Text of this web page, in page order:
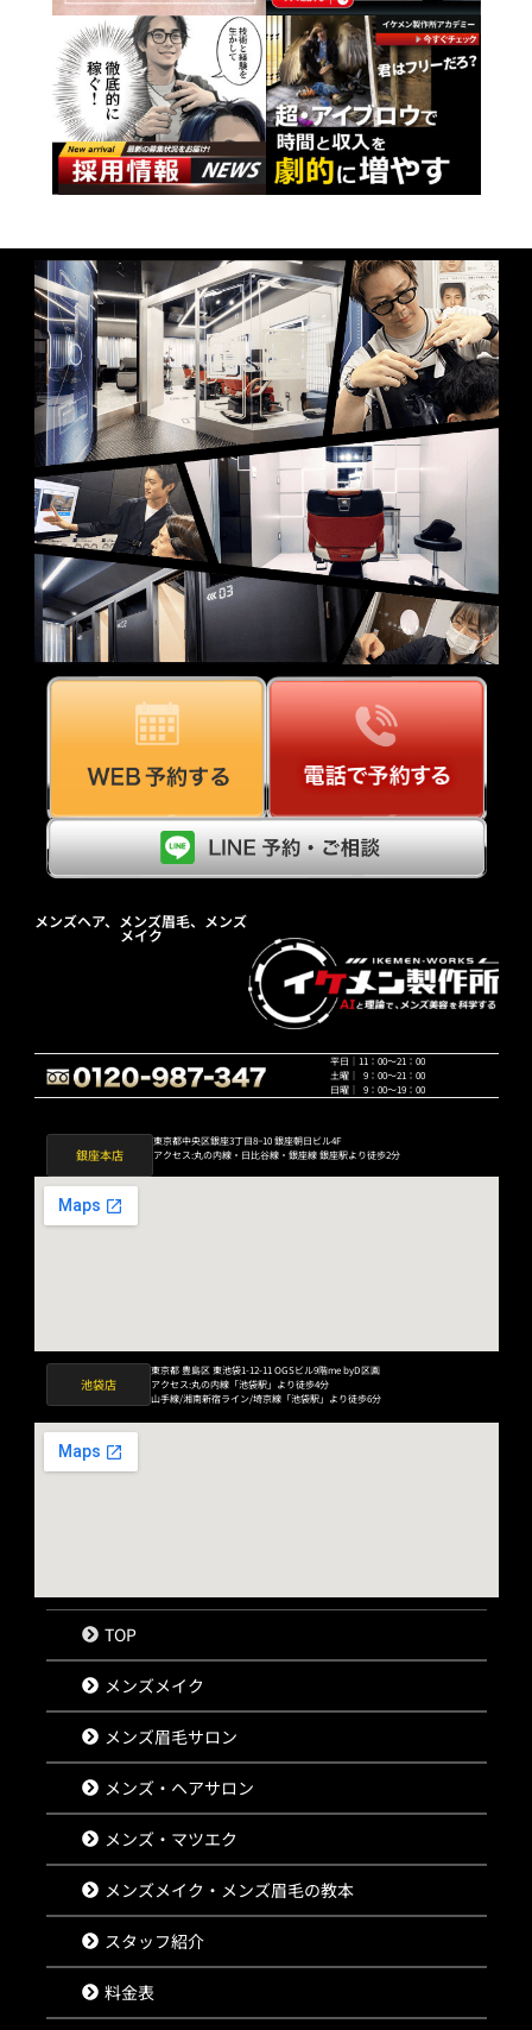
メンズヘア、メンズ眉毛、メンズ
メイク
平日｜11：00〜21：00
土曜｜ 9：00〜21：00
日曜｜ 9：00〜19：00
銀座本店
東京都中央区銀座3丁目8−10 銀座朝日ビル4F
アクセス:丸の内線・日比谷線・銀座線 銀座駅より徒歩2分
池袋店
東京都 豊島区 東池袋1-12-11 OGSビル9階me byD区画
アクセス:丸の内線「池袋駅」より徒歩4分
山手線/湘南新宿ライン/埼京線「池袋駅」より徒歩6分
TOP
メンズメイク
メンズ眉毛サロン
メンズ・ヘアサロン
メンズ・マツエク
メンズメイク・メンズ眉毛の教本
スタッフ紹介
料金表